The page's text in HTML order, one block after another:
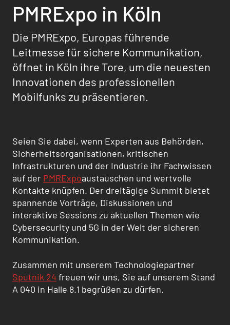
PMRExpo in Köln
Die PMRExpo, Europas führende
Leitmesse für sichere Kommunikation,
öffnet in Köln ihre Tore, um die neuesten
Innovationen des professionellen
Mobilfunks zu präsentieren.
Seien Sie dabei, wenn Experten aus Behörden,
Sicherheitsorganisationen, kritischen
Infrastrukturen und der Industrie ihr Fachwissen
auf der PMRExpoaustauschen und wertvolle
Kontakte knüpfen. Der dreitägige Summit bietet
spannende Vorträge, Diskussionen und
interaktive Sessions zu aktuellen Themen wie
Cybersecurity und 5G in der Welt der sicheren
Kommunikation.
Zusammen mit unserem Technologiepartner
Sputnik 24 freuen wir uns, Sie auf unserem Stand
A 040 in Halle 8.1 begrüßen zu dürfen.